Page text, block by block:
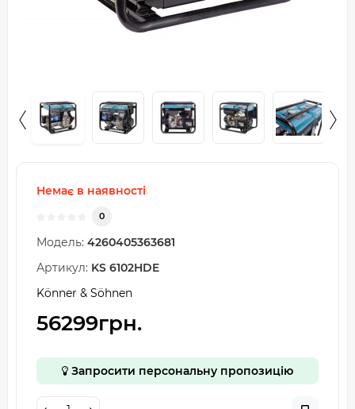
Немає в наявності
0
Модель: 4260405363681
Артикул: KS 6102HDE
Könner & Söhnen
56299грн.
Запросити персональну пропозицію